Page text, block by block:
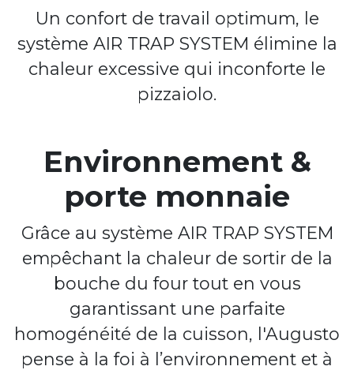
Un confort de travail optimum, le
système AIR TRAP SYSTEM élimine la
chaleur excessive qui inconforte le
pizzaiolo.
Environnement &
porte monnaie
Grâce au système AIR TRAP SYSTEM
empêchant la chaleur de sortir de la
bouche du four tout en vous
garantissant une parfaite
homogénéité de la cuisson, l'Augusto
pense à la foi à l’environnement et à